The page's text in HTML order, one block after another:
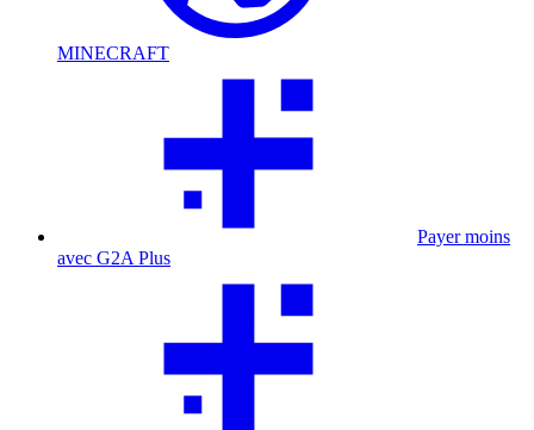
MINECRAFT
Payer moins
avec G2A Plus